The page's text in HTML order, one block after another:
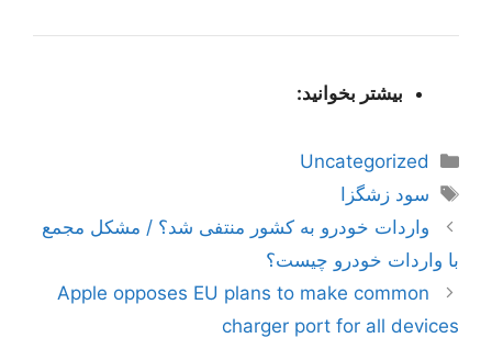
بیشتر بخوانید:
دسته‌ها
Uncategorized
برچسب‌ها
سود زشگزا
ناوبری
نوشته‌ها
واردات خودرو به کشور منتفی شد؟ / مشکل مجمع
با واردات خودرو چیست؟
Apple opposes EU plans to make common
charger port for all devices